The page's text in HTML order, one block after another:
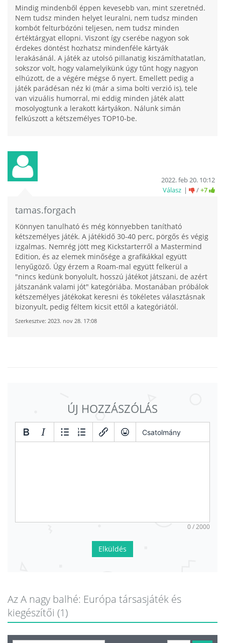
Mindig mindenből éppen kevesebb van, mint szeretnéd.
Nem tudsz minden helyet leuralni, nem tudsz minden
kombót felturbózóni teljesen, nem tudsz minden
értéktárgyat ellopni. Viszont így cserébe nagyon sok
érdekes döntést hozhatsz mindenféle kártyák
lerakásánál. A játék az utolsó pillanatig kiszámíthatatlan,
sokszor volt, hogy valamelyikünk úgy tűnt hogy nagyon
elhúzott, de a végére mégse ő nyert. Emellett pedig a
játék parádésan néz ki (már a sima bolti verzió is), tele
van vizuális humorral, mi eddig minden játék alatt
mosolyogtunk a lerakott kártyákon. Nálunk simán
felkúszott a kétszemélyes TOP10-be.
tamas.forgach
2022. feb 20. 10:12
Válasz
/+7
Könnyen tanulható és még könnyebben tanítható
kétszemélyes játék. A játékidő 30-40 perc, pörgős és végig
izgalmas. Nemrég jött meg Kickstarterről a Mastermind
Edition, és az elemek minősége a grafikákkal együtt
lenyűgöző. Úgy érzem a Roam-mal együtt felkerül a
"nincs kedünk bonyolult, hosszú játékot játszani, de azért
játszanánk valami jót" kategóriába. Mostanában próbálok
kétszemélyes játékokat keresni és tökéletes választásnak
bizonyult, pedig féltem kicsit ettől a kategóriától.
Szerkesztve: 2023. nov 28. 17:08
ÚJ HOZZÁSZÓLÁS
Csatolmány
0 / 2000
Elküldés
Az A nagy balhé: Európa társasjáték és
kiegészítői (1)